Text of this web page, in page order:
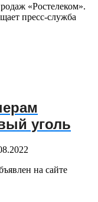
«Ростелеком».
пресс-служба
уголь
на сайте